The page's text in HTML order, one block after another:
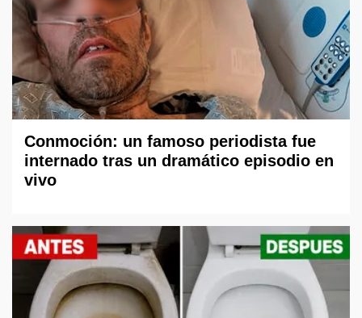
Conmoción: un famoso periodista fue
internado tras un dramático episodio en
vivo